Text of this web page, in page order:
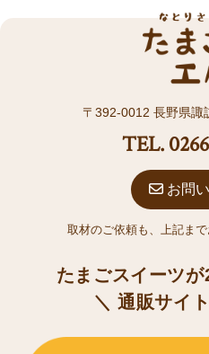
〒392-0012 長野県諏
TEL.
お問
取材のご依頼も、上記まで
たまごスイーツが
＼ 通販サイ